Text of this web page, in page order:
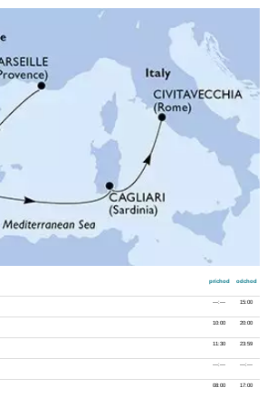
odchod
príchod
15:00
---:---
20:00
10:00
23:59
11:30
---:---
---:---
17:00
08:00